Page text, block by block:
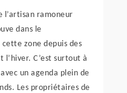
l’artisan ramoneur
dans le
zone depuis des
C’est surtout à
un agenda plein de
Les propriétaires de